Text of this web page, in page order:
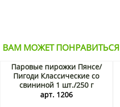
ВАМ МОЖЕТ ПОНРАВИТЬСЯ
Паровые пирожки Пянсе/
Пигоди Классические со
свининой 1 шт./250 г
арт. 1206